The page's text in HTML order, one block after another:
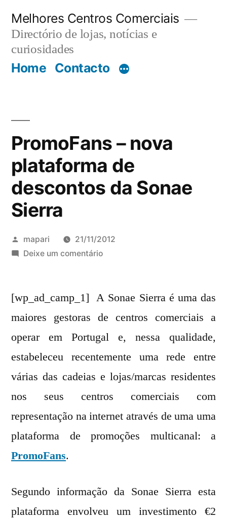
para
conteúdo
Melhores Centros Comerciais
Directório de lojas, notícias e
curiosidades
Home Contacto
PromoFans – nova
plataforma de
descontos da Sonae
Sierra
Publicado
por
mapari
21/11/2012
Deixe um comentárioem
nova
de
descontos
Sierra
[wp_ad_camp_1] A Sonae Sierra é uma das
maiores gestoras de centros comerciais a
operar em Portugal e, nessa qualidade,
estabeleceu recentemente uma rede entre
várias das cadeias e lojas/marcas residentes
nos seus centros comerciais com
representação na internet através de uma uma
plataforma de promoções multicanal: a
PromoFans.
Segundo informação da Sonae Sierra esta
plataforma envolveu um investimento €2